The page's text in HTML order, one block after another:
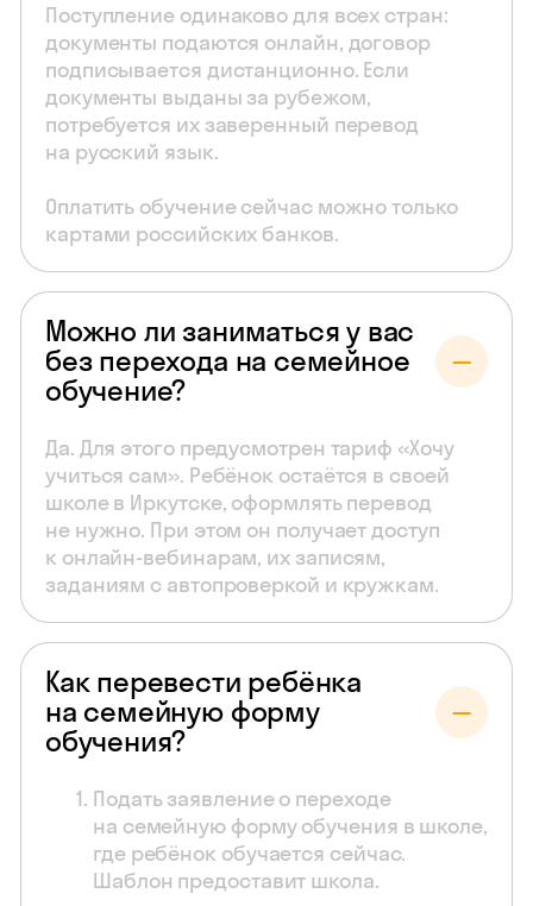
Поступление одинаково для всех стран:
документы подаются онлайн, договор
подписывается дистанционно. Если
документы выданы за рубежом,
потребуется их заверенный перевод
на русский язык.
Оплатить обучение сейчас можно только
картами российских банков.
Можно ли заниматься у вас
без перехода на семейное
обучение?
Да. Для этого предусмотрен тариф «Хочу
учиться сам». Ребёнок остаётся в своей
школе в Иркутске, оформлять перевод
не нужно. При этом он получает доступ
к онлайн-вебинарам, их записям,
заданиям с автопроверкой и кружкам.
Как перевести ребёнка
на семейную форму
обучения?
Подать заявление о переходе
на семейную форму обучения в школе,
где ребёнок обучается сейчас.
Шаблон предоставит школа.